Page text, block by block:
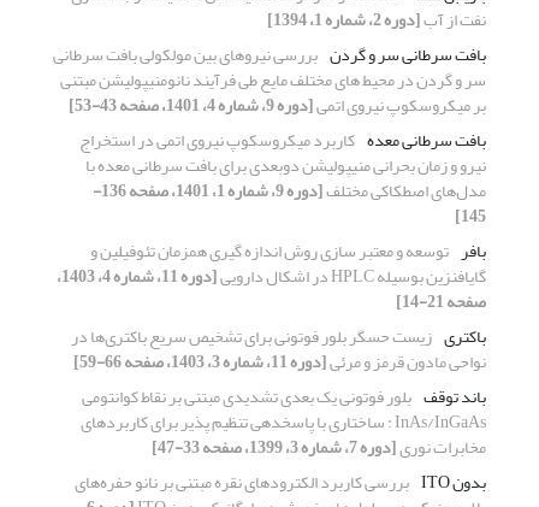
نفت از آب[دوره 2، شماره 1، 1394]
بافت سرطانی سر و گردن بررسی نیروهای بین مولکولی بافت سرطانی
سر و گردن در محیط ‌های مختلف مایع طی فرآیند نانومنیپولیشن مبتنی
بر میکروسکوپ نیروی اتمی[دوره 9، شماره 4، 1401، صفحه 43-53]
بافت سرطانی معده کاربرد میکروسکوپ نیروی اتمی در استخراج
نیرو و زمان بحرانی منیپولیشن دوبعدی برای بافت سرطانی معده با
مدل‌های اصطکاکی مختلف [دوره 9، شماره 1، 1401، صفحه 136-
145]
بافر توسعه و معتبر سازی روش اندازه گیری همزمان تئوفیلین و
گایافنزین بوسیله HPLC در اشکال دارویی [دوره 11، شماره 4، 1403،
صفحه 21-14]
باکتری زیست حسگر بلور فوتونی برای تشخیص سریع باکتری‌ها در
نواحی مادون قرمز و مرئی[دوره 11، شماره 3، 1403، صفحه 66-59]
باند توقف بلور فوتونی یک بعدی تشدیدی مبتنی بر نقاط کوانتومی
InAs/InGaAs : ساختاری با پاسخدهی تنظیم پذیر برای کاربردهای
مخابرات نوری[دوره 7، شماره 3، 1399، صفحه 33-47]
بدون ITO
بررسی کاربرد الکترودهای نقره مبتنی بر نانو حفره‌های